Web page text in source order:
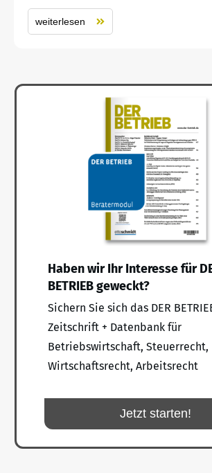
weiterlesen
Haben wir Ihr Interesse für
BETRIEB geweckt?
Sichern Sie sich das DER
Zeitschrift + Datenbank für
Betriebswirtschaft, Steuerrecht,
Wirtschaftsrecht, Arbeitsrecht
Jetzt starten!